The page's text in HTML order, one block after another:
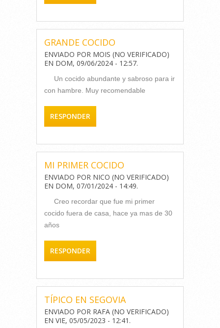
GRANDE COCIDO
ENVIADO POR MOIS (NO VERIFICADO)
EN DOM, 09/06/2024 - 12:57.
Un cocido abundante y sabroso para ir
con hambre. Muy recomendable
RESPONDER
MI PRIMER COCIDO
ENVIADO POR NICO (NO VERIFICADO)
EN DOM, 07/01/2024 - 14:49.
Creo recordar que fue mi primer
cocido fuera de casa, hace ya mas de 30
años
RESPONDER
TÍPICO EN SEGOVIA
ENVIADO POR RAFA (NO VERIFICADO)
EN VIE, 05/05/2023 - 12:41 .